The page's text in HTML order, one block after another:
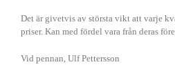
Det är givetvis av största vikt att varje
priser. Kan med fördel vara från deras
Vid pennan, Ulf Pettersson